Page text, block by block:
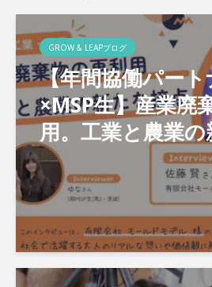
GROW & LEAPブログ
【年間協働パー
×MSP生】産業廃
用。工業と農業